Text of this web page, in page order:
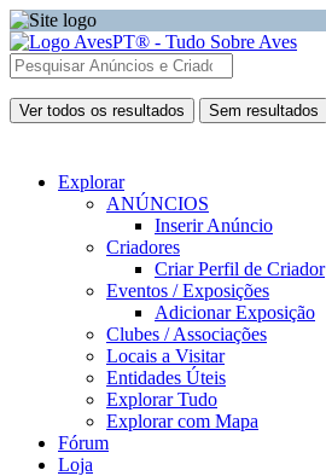
Ver todos os resultados Sem resultados
Explorar
ANÚNCIOS
Inserir Anúncio
Criadores
Criar Perfil de Criador
Eventos / Exposições
Adicionar Exposição
Clubes / Associações
Locais a Visitar
Entidades Úteis
Explorar Tudo
Explorar com Mapa
Fórum
Loja